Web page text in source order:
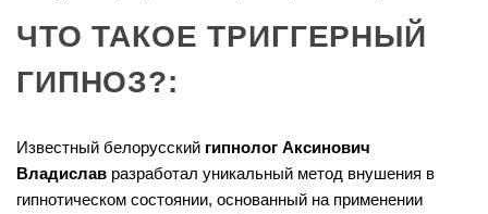
ЧТО ТАКОЕ ТРИГГЕРНЫЙ
ГИПНОЗ?:
Известный белорусский гипнолог Аксинович
Владислав разработал уникальный метод внушения в
гипнотическом состоянии, основанный на применении